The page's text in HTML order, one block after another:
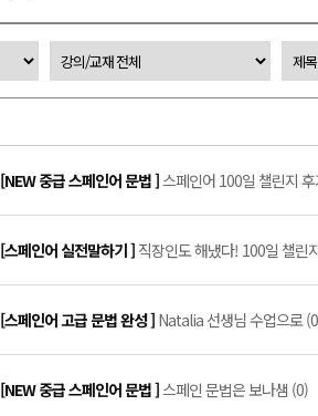
[NEW 중급 스페인어 문법 ]스페인어 100일 챌린지
[스페인어 실전말하기 ] 직장인도 해냈다! 100일 챌린
[스페인어 고급 문법 완성 ] Natalia 선생님 수업으로
[NEW 중급 스페인어 문법 ]스페인 문법은 보나샘 (0)